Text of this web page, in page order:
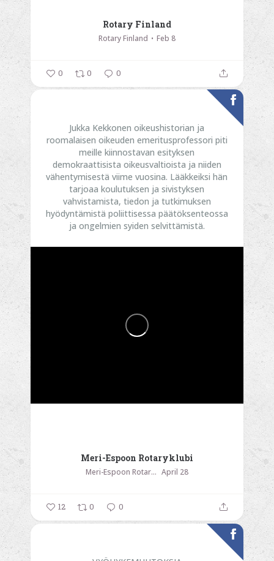
Rotary Finland
Rotary Finland Feb 8
0 0 0
Jukka Kekkonen oikeushistorian ja
roomalaisen oikeuden emeritusprofessori piti
meille kiinnostavan esityksen
demokraattisista oikeusvaltioista ja niiden
vähentymisestä viime vuosina. Lääkkeiksi hän
tarjoaa koulutuksen ja sivistyksen
vahvistamista, tiedon ja tutkimuksen
hyödyntämistä poliittisessa päätöksenteossa
ja ongelmien syiden selvittämistä.
Meri-Espoon Rotaryklubi
Meri-Espoon Rotaryklubi April 28
12 0 0